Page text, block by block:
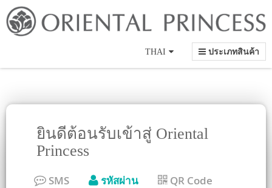
ประเภทสินค้า
THAI
ยินดีต้อนรับเข้าสู่ Oriental
Princess
SMS รหัสผ่าน QR Code